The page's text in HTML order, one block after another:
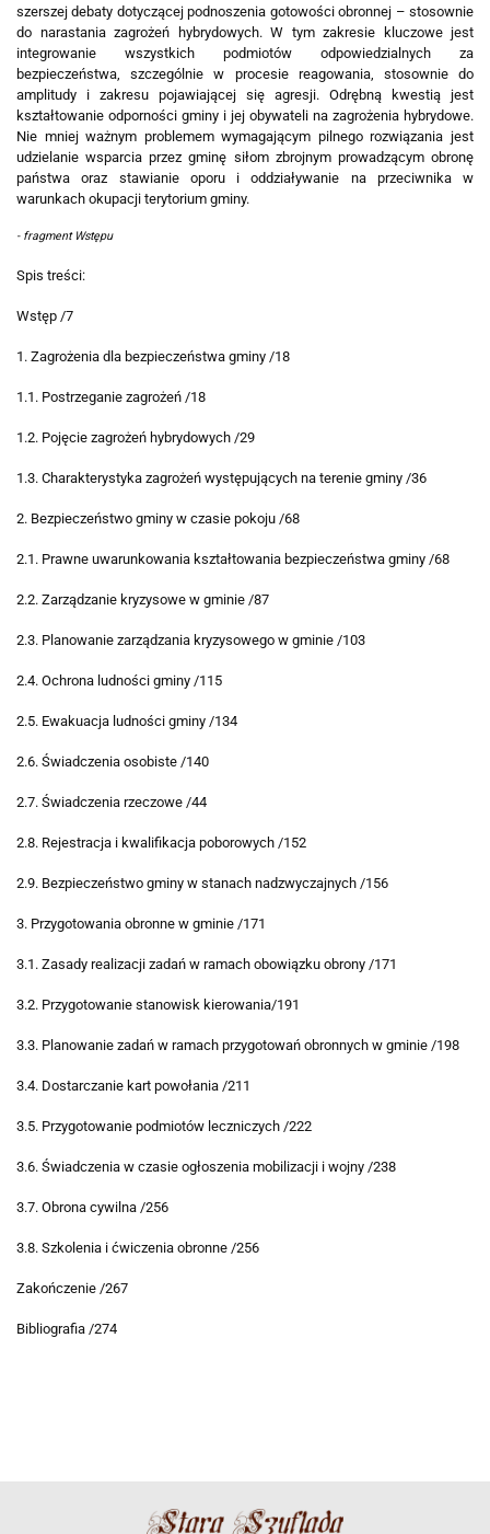
szerszej debaty dotyczącej podnoszenia gotowości obronnej – stosownie
do narastania zagrożeń hybrydowych. W tym zakresie kluczowe jest
integrowanie wszystkich podmiotów odpowiedzialnych za
bezpieczeństwa, szczególnie w procesie reagowania, stosownie do
amplitudy i zakresu pojawiającej się agresji. Odrębną kwestią jest
kształtowanie odporności gminy i jej obywateli na zagrożenia hybrydowe.
Nie mniej ważnym problemem wymagającym pilnego rozwiązania jest
udzielanie wsparcia przez gminę siłom zbrojnym prowadzącym obronę
państwa oraz stawianie oporu i oddziaływanie na przeciwnika w
warunkach okupacji terytorium gminy.
- fragment Wstępu
Spis treści:
Wstęp /7
1. Zagrożenia dla bezpieczeństwa gminy /18
1.1. Postrzeganie zagrożeń /18
1.2. Pojęcie zagrożeń hybrydowych /29
1.3. Charakterystyka zagrożeń występujących na terenie gminy /36
2. Bezpieczeństwo gminy w czasie pokoju /68
2.1. Prawne uwarunkowania kształtowania bezpieczeństwa gminy /68
2.2. Zarządzanie kryzysowe w gminie /87
2.3. Planowanie zarządzania kryzysowego w gminie /103
2.4. Ochrona ludności gminy /115
2.5. Ewakuacja ludności gminy /134
2.6. Świadczenia osobiste /140
2.7. Świadczenia rzeczowe /44
2.8. Rejestracja i kwalifikacja poborowych /152
2.9. Bezpieczeństwo gminy w stanach nadzwyczajnych /156
3. Przygotowania obronne w gminie /171
3.1. Zasady realizacji zadań w ramach obowiązku obrony /171
3.2. Przygotowanie stanowisk kierowania/191
3.3. Planowanie zadań w ramach przygotowań obronnych w gminie /198
3.4. Dostarczanie kart powołania /211
3.5. Przygotowanie podmiotów leczniczych /222
3.6. Świadczenia w czasie ogłoszenia mobilizacji i wojny /238
3.7. Obrona cywilna /256
3.8. Szkolenia i ćwiczenia obronne /256
Zakończenie /267
Bibliografia /274